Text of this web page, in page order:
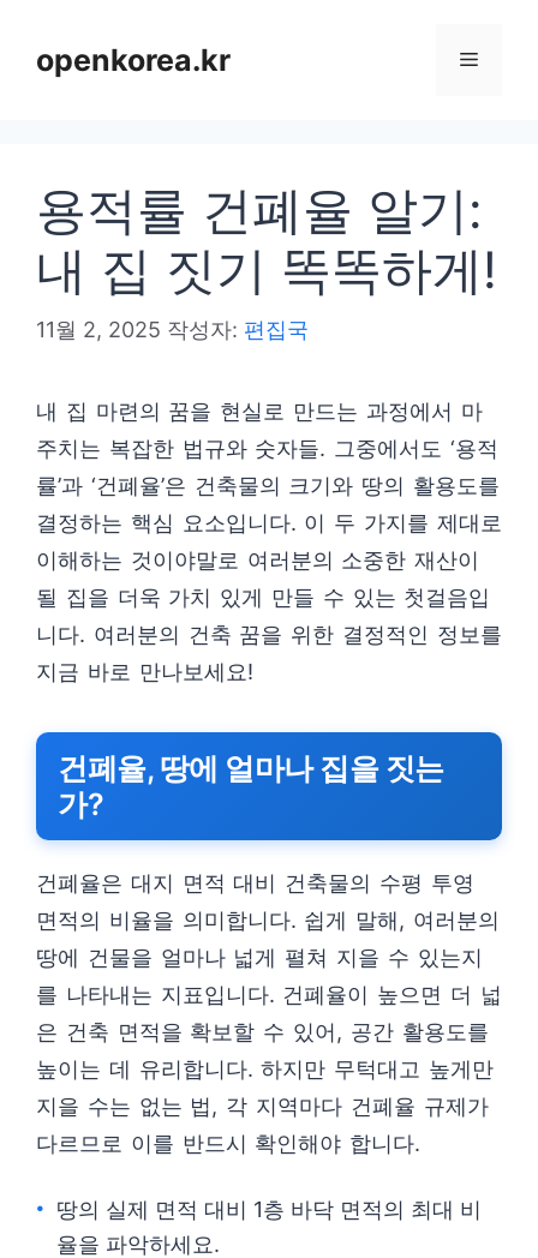
openkorea.kr 메
용적률 건폐율 알기:
내 집 짓기 똑똑하게!
11월 2, 2025 작성자: 편집국
내 집 마련의 꿈을 현실로 만드는 과정에서 마
주치는 복잡한 법규와 숫자들. 그중에서도 ‘용적
률’과 ‘건폐율’은 건축물의 크기와 땅의 활용도를
결정하는 핵심 요소입니다. 이 두 가지를 제대로
이해하는 것이야말로 여러분의 소중한 재산이
될 집을 더욱 가치 있게 만들 수 있는 첫걸음입
니다. 여러분의 건축 꿈을 위한 결정적인 정보를
지금 바로 만나보세요!
건폐율, 땅에 얼마나 집을 짓는
가?
건폐율은 대지 면적 대비 건축물의 수평 투영
면적의 비율을 의미합니다. 쉽게 말해, 여러분의
땅에 건물을 얼마나 넓게 펼쳐 지을 수 있는지
를 나타내는 지표입니다. 건폐율이 높으면 더 넓
은 건축 면적을 확보할 수 있어, 공간 활용도를
높이는 데 유리합니다. 하지만 무턱대고 높게만
지을 수는 없는 법, 각 지역마다 건폐율 규제가
다르므로 이를 반드시 확인해야 합니다.
땅의 실제 면적 대비 1층 바닥 면적의 최대 비
율을 파악하세요.